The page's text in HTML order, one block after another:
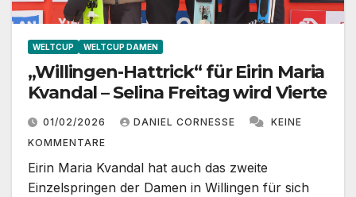
WELTCUP WELTCUP DAMEN
„Willingen-Hattrick“ für Eirin Maria
Kvandal – Selina Freitag wird Vierte
01/02/2026 DANIEL CORNESSE
KEINE
KOMMENTARE
Eirin Maria Kvandal hat auch das zweite
Einzelspringen der Damen in Willingen für sich